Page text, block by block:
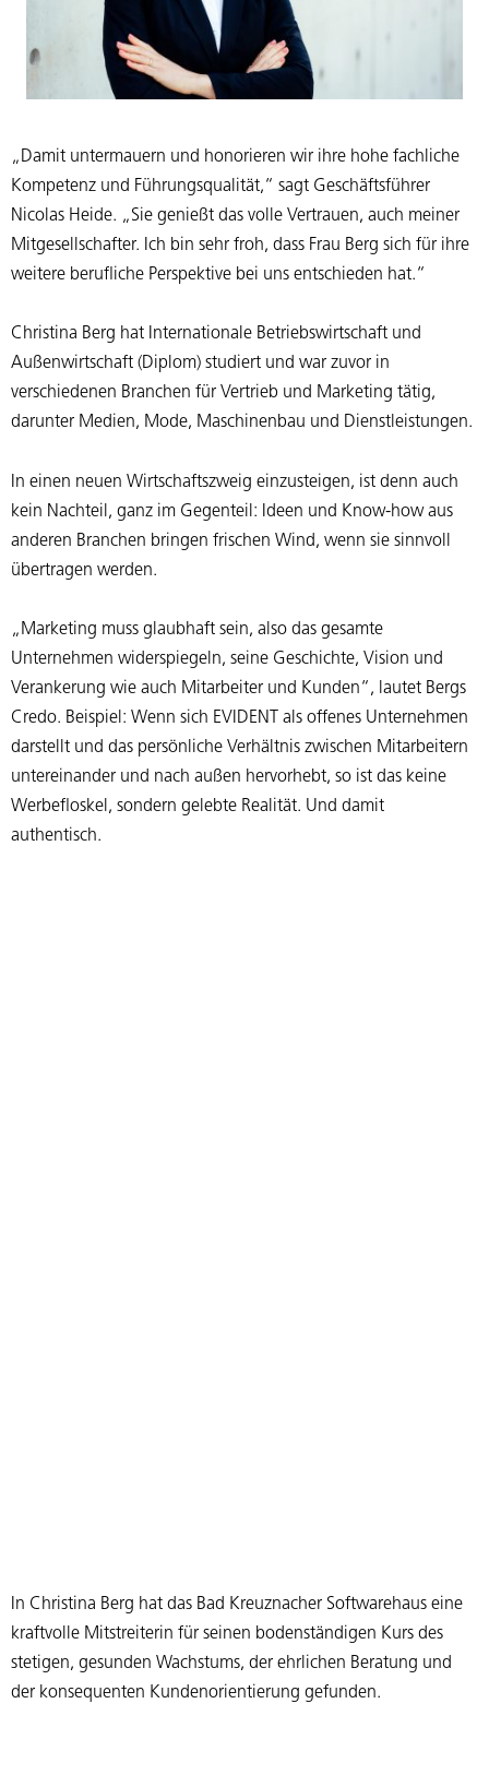
„Damit untermauern und honorieren wir ihre hohe fachliche
Kompetenz und Führungsqualität,“ sagt Geschäftsführer
Nicolas Heide. „Sie genießt das volle Vertrauen, auch meiner
Mitgesellschafter. Ich bin sehr froh, dass Frau Berg sich für ihre
weitere berufliche Perspektive bei uns entschieden hat.“
Christina Berg hat Internationale Betriebswirtschaft und
Außenwirtschaft (Diplom) studiert und war zuvor in
verschiedenen Branchen für Vertrieb und Marketing tätig,
darunter Medien, Mode, Maschinenbau und Dienstleistungen.
In einen neuen Wirtschaftszweig einzusteigen, ist denn auch
kein Nachteil, ganz im Gegenteil: Ideen und Know-how aus
anderen Branchen bringen frischen Wind, wenn sie sinnvoll
übertragen werden.
„Marketing muss glaubhaft sein, also das gesamte
Unternehmen widerspiegeln, seine Geschichte, Vision und
Verankerung wie auch Mitarbeiter und Kunden“, lautet Bergs
Credo. Beispiel: Wenn sich EVIDENT als offenes Unternehmen
darstellt und das persönliche Verhältnis zwischen Mitarbeitern
untereinander und nach außen hervorhebt, so ist das keine
Werbefloskel, sondern gelebte Realität. Und damit
authentisch.
In Christina Berg hat das Bad Kreuznacher Softwarehaus eine
kraftvolle Mitstreiterin für seinen bodenständigen Kurs des
stetigen, gesunden Wachstums, der ehrlichen Beratung und
der konsequenten Kundenorientierung gefunden.